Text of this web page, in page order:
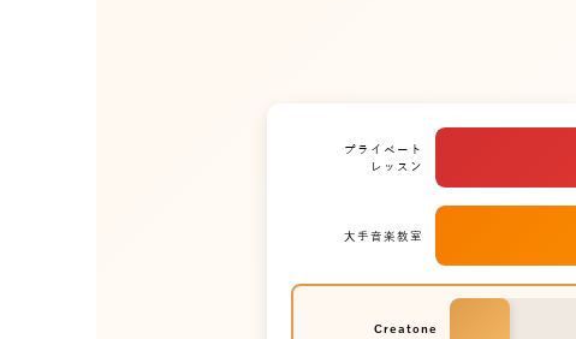
プライベート
レッスン
大手音楽教室
Creatone